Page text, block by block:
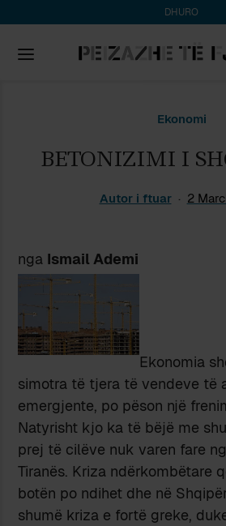
DHURO
Ekonomi
BETONIZIMI I
Autor i ftuar 2
nga Ismail Ademi
Ekonomia
simotra të tjera të vendeve të
emergjente, po pëson një
Natyrisht kjo ka të bëjë me
prej të cilëve nuk varen fare
Tiranës. Kriza ndërkombëtare
botën po ndihet dhe në
shumë kriza e fortë greke,